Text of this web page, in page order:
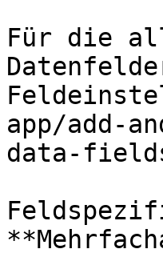
Für die
app/add-
data-